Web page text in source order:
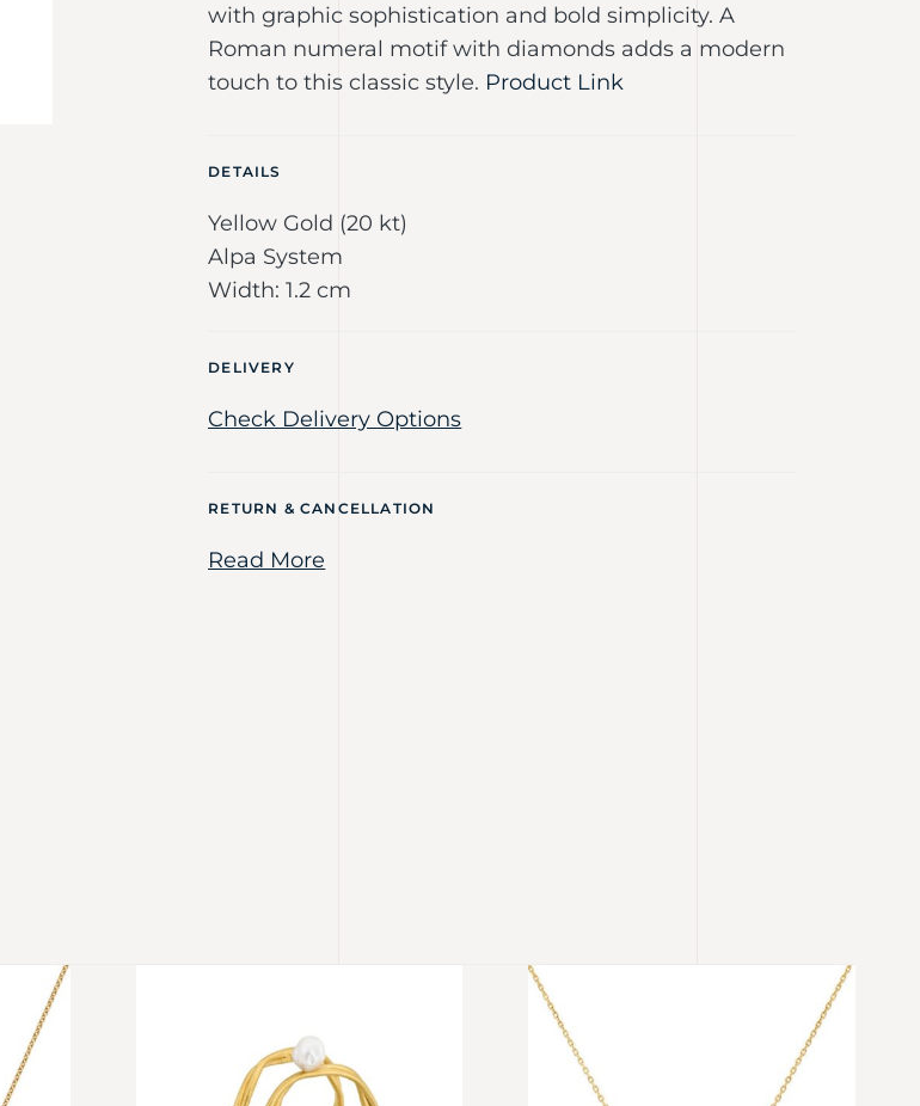
with graphic sophistication and bold simplicity. A
Roman numeral motif with diamonds adds a modern
touch to this classic style. Product Link
DETAILS
Yellow Gold (20 kt)
Alpa System
Width: 1.2 cm
DELIVERY
Check Delivery Options
RETURN & CANCELLATION
Read More